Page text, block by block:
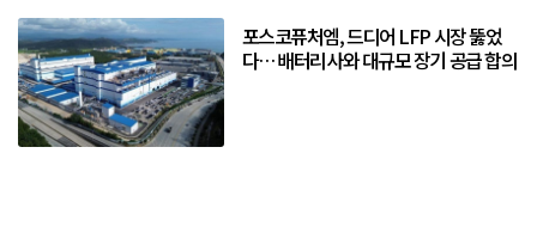
포스코퓨처엠, 드디어 LFP 시장 뚫었
다… 배터리사와 대규모 장기 공급 합의